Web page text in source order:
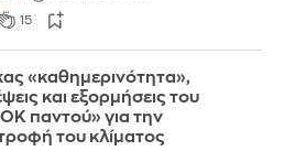
15
«καθημερινότητα»,
και εξορμήσεις του
παντού» για την
του κλίματος